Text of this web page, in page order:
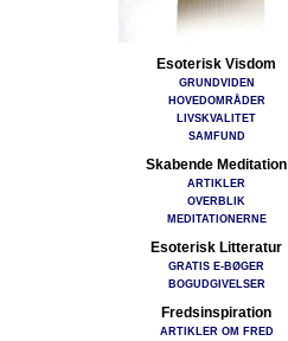
Esoterisk Visdom
GRUNDVIDEN
HOVEDOMRÅDER
LIVSKVALITET
SAMFUND
Skabende Meditation
ARTIKLER
OVERBLIK
MEDITATIONERNE
Esoterisk Litteratur
GRATIS E-BØGER
BOGUDGIVELSER
Fredsinspiration
ARTIKLER OM FRED